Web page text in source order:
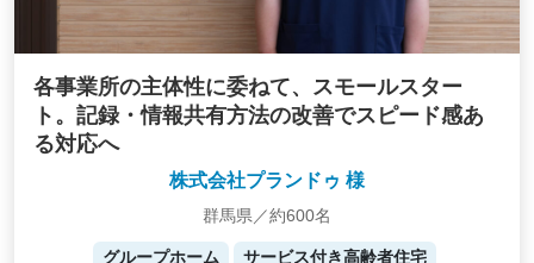
各事業所の主体性に委ねて、スモールスター
ト。記録・情報共有方法の改善でスピード感あ
る対応へ
株式会社プランドゥ 様
群馬県／約600名
グループホーム サービス付き高齢者住宅